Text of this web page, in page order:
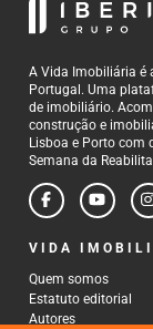
A Vida Imobiliária é
Portugal. Uma
de imobiliário.
construção e
Lisboa e Porto com
Semana da
VIDA
Quem somos
Estatuto editorial
Autores